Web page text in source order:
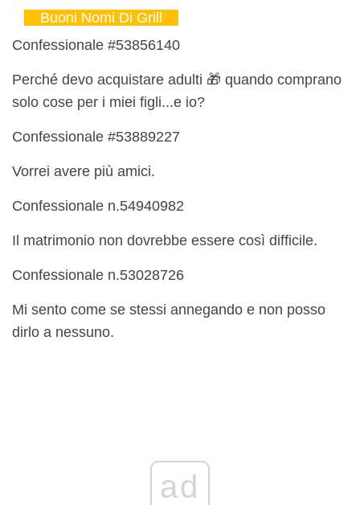
Buoni Nomi Di Grill
Confessionale #53856140
Perché devo acquistare adulti 🎁 quando comprano
solo cose per i miei figli...e io?
Confessionale #53889227
Vorrei avere più amici.
Confessionale n.54940982
Il matrimonio non dovrebbe essere così difficile.
Confessionale n.53028726
Mi sento come se stessi annegando e non posso
dirlo a nessuno.
ad